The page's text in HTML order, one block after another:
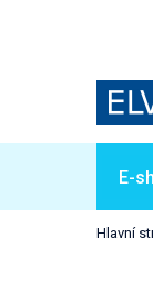
E-
Hlavní